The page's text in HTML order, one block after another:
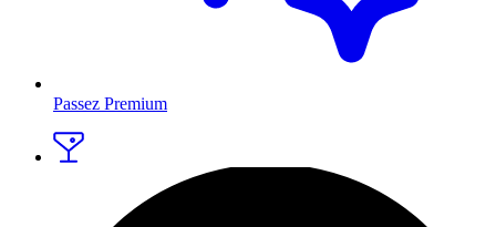
Passez Premium